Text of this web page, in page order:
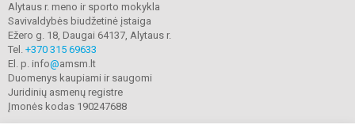
Alytaus r. meno ir sporto mokykla
Savivaldybės biudžetinė įstaiga
Ežero g. 18, Daugai 64137, Alytaus r.
Tel. +370 315 69633
El. p. info@amsm.lt
Duomenys kaupiami ir saugomi
Juridinių asmenų registre
Įmonės kodas 190247688